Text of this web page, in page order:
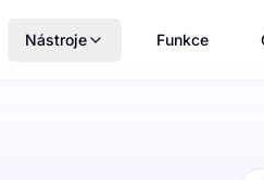
Nástroje Funkce